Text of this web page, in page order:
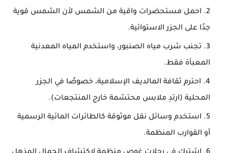
احمل مستحضرات واقية من الشمس لأن الشمس قوية
جدًا على الجزر الاستوائية.
تجنب شرب مياه الصنبور، واستخدم المياه المعدنية
المعبأة فقط.
احترم ثقافة المالديف الإسلامية، خصوصًا في الجزر
المحلية (ارتدِ ملابس محتشمة خارج المنتجعات).
استخدم وسائل نقل موثوقة كالطائرات المائية الرسمية
أو القوارب المنظمة.